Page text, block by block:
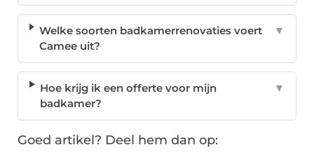
Welke soorten badkamerrenovaties voert
Camee uit?
▼
Hoe krijg ik een offerte voor mijn
badkamer?
▼
Goed artikel? Deel hem dan op: